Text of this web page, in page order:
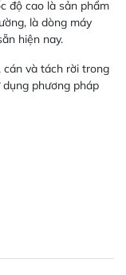
độ cao là sản phẩm
là dòng máy
hiện nay.
cán và tách rời trong
phương pháp